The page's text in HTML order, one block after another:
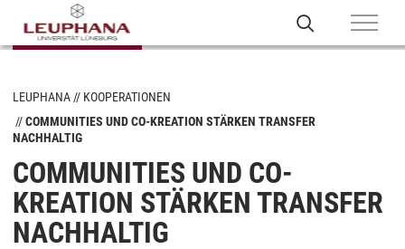
LEUPHANA
KOOPERATIONEN
COMMUNITIES UND CO-KREATION STÄRKEN TRANSFER
NACHHALTIG
COMMUNITIES UND CO-
KREATION STÄRKEN TRANSFER
NACHHALTIG